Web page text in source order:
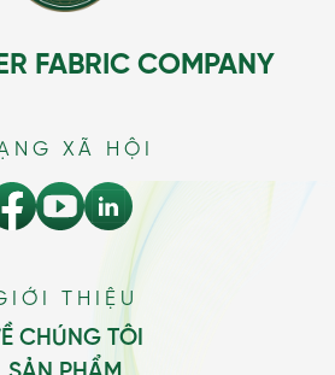
FABRIC COMPANY
XÃ HỘI
THIỆU
CHÚNG TÔI